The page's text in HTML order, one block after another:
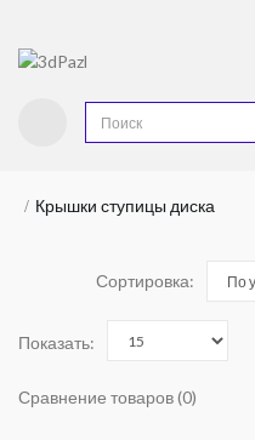
Крышки ступицы диска
Сортировка:
Показать:
Сравнение товаров (0)